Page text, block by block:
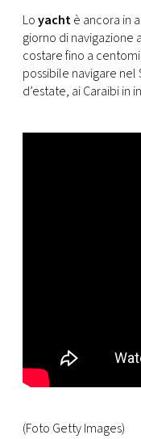
Loyachtè ancora in
giorno di navigazione
costare fino a
possibile navigare
d’estate, ai Caraibi in
(Foto Getty Images)